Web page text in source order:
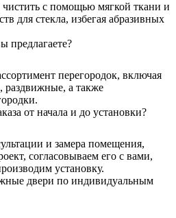
чистить с помощью мягкой ткани и
для стекла, избегая абразивных
предлагаете?
перегородок, включая
раздвижные, а также
от начала и до установки?
и замера помещения,
согласовываем его с вами,
установку.
двери по индивидуальным